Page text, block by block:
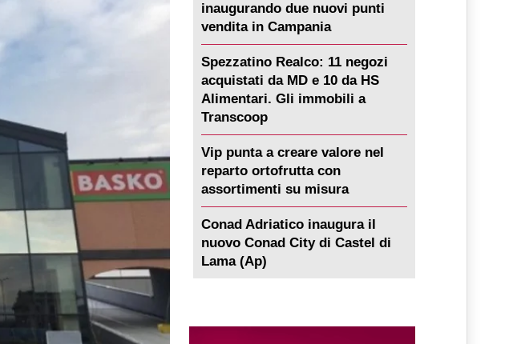
inaugurando due nuovi punti
vendita in Campania
Spezzatino Realco: 11 negozi
acquistati da MD e 10 da HS
Alimentari. Gli immobili a
Transcoop
Vip punta a creare valore nel
reparto ortofrutta con
assortimenti su misura
Conad Adriatico inaugura il
nuovo Conad City di Castel di
Lama (Ap)